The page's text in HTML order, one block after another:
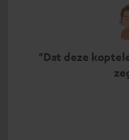
"Dat deze